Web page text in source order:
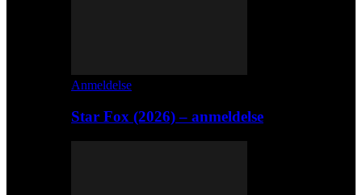
Anmeldelse
Star Fox (2026) – anmeldelse